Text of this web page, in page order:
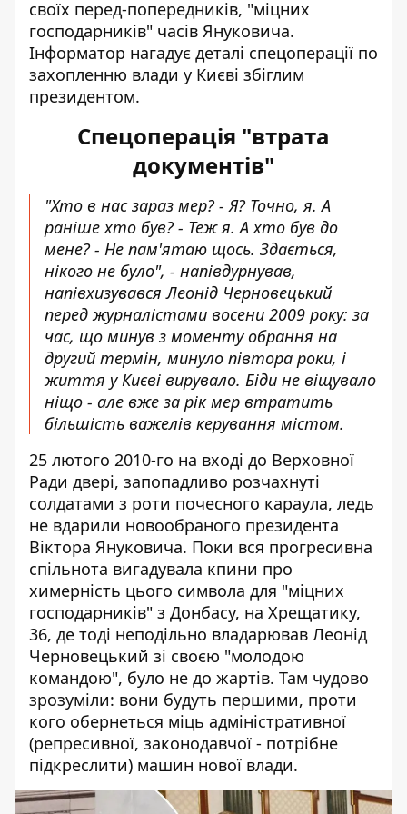
своїх перед-попередників, "міцних
господарників" часів Януковича.
Інформатор нагадує деталі спецоперації по
захопленню влади у Києві збіглим
президентом.
Спецоперація "втрата
документів"
"Хто в нас зараз мер? - Я? Точно, я. А
раніше хто був? - Теж я. А хто був до
мене? - Не пам'ятаю щось. Здається,
нікого не було", - напівдурнував,
напівхизувався Леонід Черновецький
перед журналістами восени 2009 року: за
час, що минув з моменту обрання на
другий термін, минуло півтора роки, і
життя у Києві вирувало. Біди не віщувало
ніщо - але вже за рік мер втратить
більшість важелів керування містом.
25 лютого 2010-го на вході до Верховної
Ради двері, запопадливо розчахнуті
солдатами з роти почесного караула, ледь
не вдарили новообраного президента
Віктора Януковича. Поки вся прогресивна
спільнота вигадувала кпини про
химерність цього символа для "міцних
господарників" з Донбасу, на Хрещатику,
36, де тоді неподільно владарював Леонід
Черновецький зі своєю "молодою
командою", було не до жартів. Там чудово
зрозуміли: вони будуть першими, проти
кого обернеться міць адміністративної
(репресивної, законодавчої - потрібне
підкреслити) машин нової влади.